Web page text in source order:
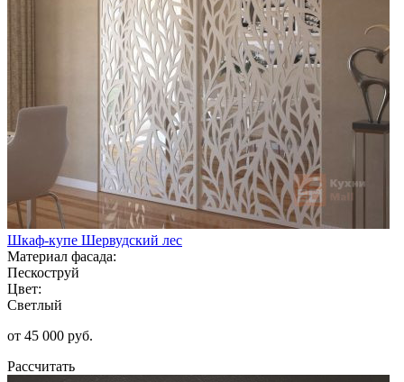
Шкаф-купе Шервудский лес
Материал фасада:
Пескоструй
Цвет:
Светлый
от 45 000 руб.
Рассчитать